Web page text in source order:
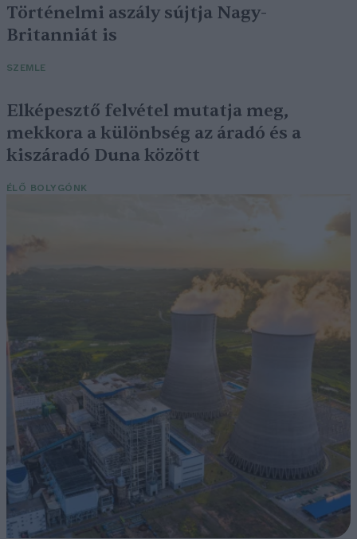
Történelmi aszály sújtja Nagy-
Britanniát is
SZEMLE
Elképesztő felvétel mutatja meg,
mekkora a különbség az áradó és a
kiszáradó Duna között
ÉLŐ BOLYGÓNK